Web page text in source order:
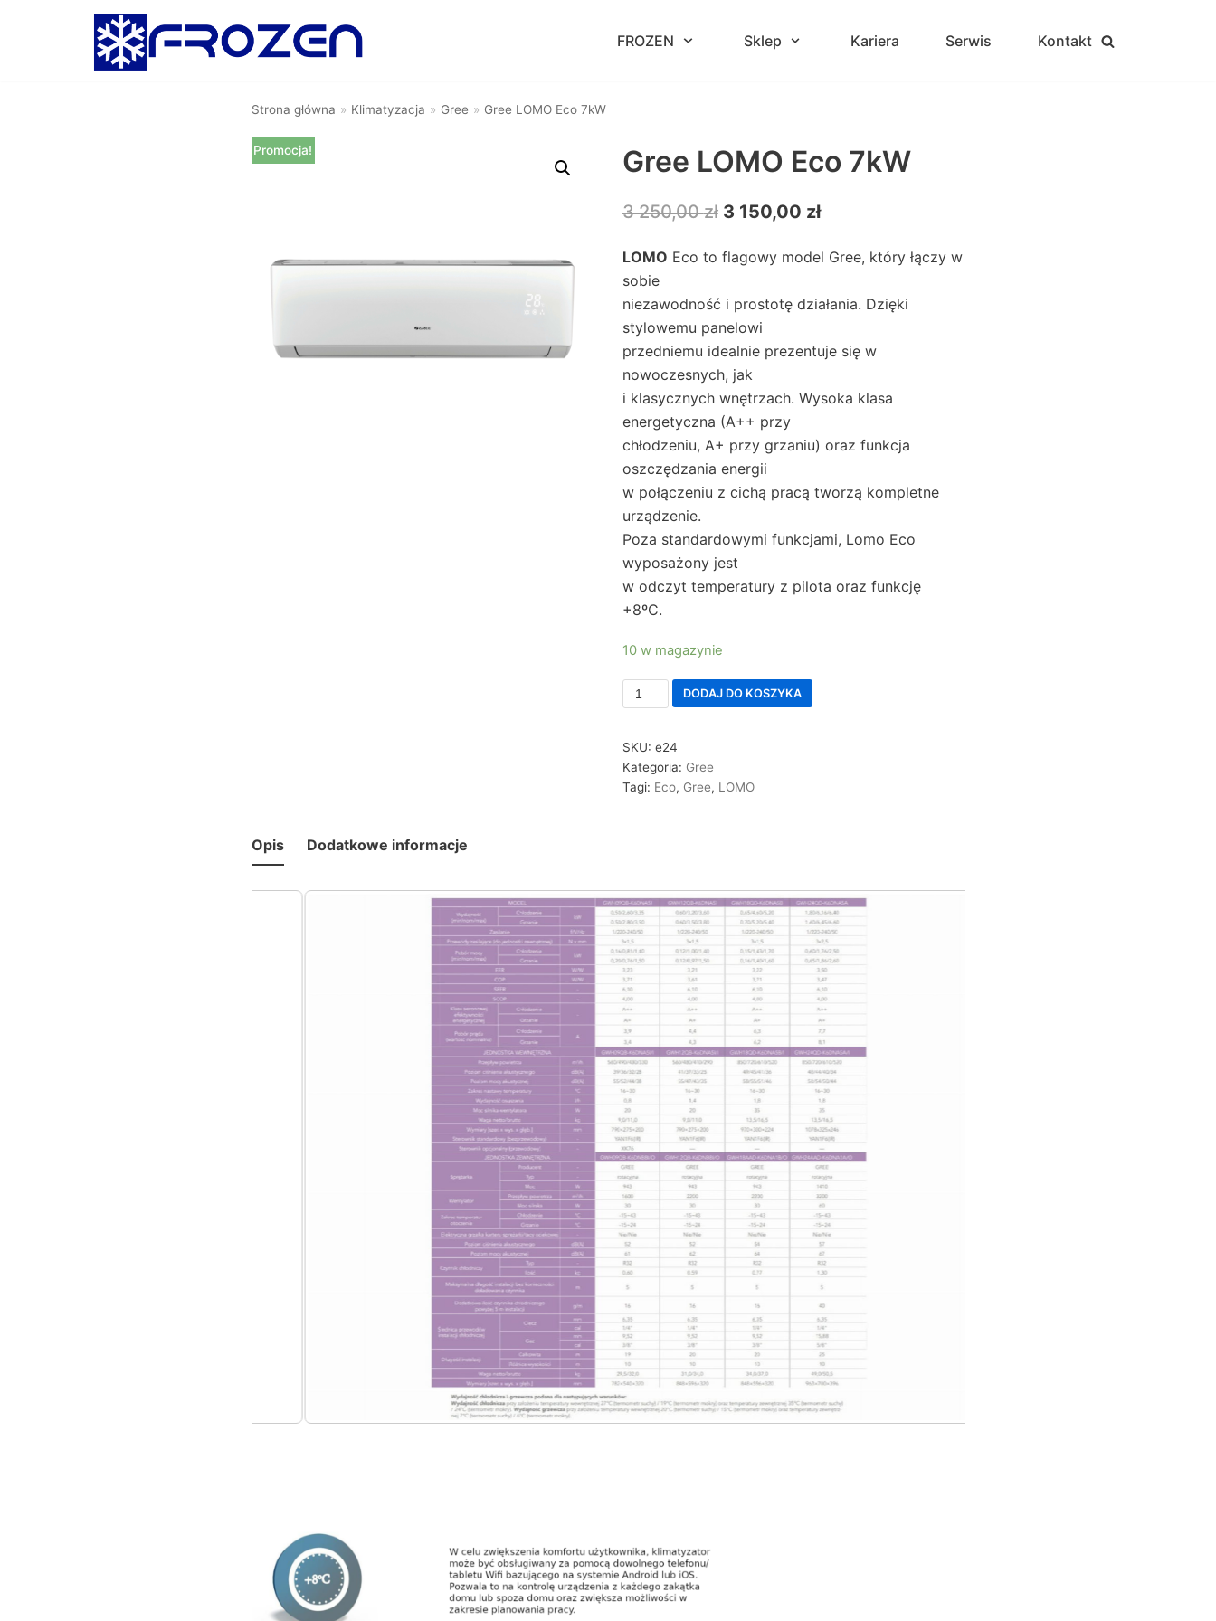
FROZEN Sklep Kariera Serwis Kontakt
Strona główna » Klimatyzacja » Gree » Gree LOMO Eco 7kW
Promocja! Gree LOMO Eco 7kW
3 250,00zł 3 150,00 zł
LOMO Eco to flagowy model Gree, który łączy w
sobie
niezawodność i prostotę działania. Dzięki
stylowemu panelowi
przedniemu idealnie prezentuje się w
nowoczesnych, jak
i klasycznych wnętrzach. Wysoka klasa
energetyczna (A++ przy
chłodzeniu, A+ przy grzaniu) oraz funkcja
oszczędzania energii
w połączeniu z cichą pracą tworzą kompletne
urządzenie.
Poza standardowymi funkcjami, Lomo Eco
wyposażony jest
w odczyt temperatury z pilota oraz funkcję
+8ºC.
10 w magazynie
DODAJ DO KOSZYKA
SKU: e24
Kategoria: Gree
Tagi: Eco, Gree, LOMO
Opis Dodatkowe informacje